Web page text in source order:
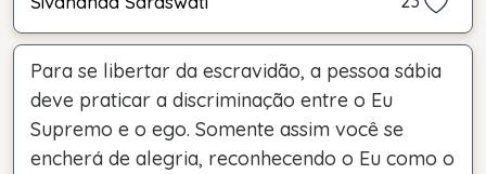
Para se libertar da escravidão, a pessoa sábia
deve praticar a discriminação entre o Eu
Supremo e o ego. Somente assim você se
encherá de alegria, reconhecendo o Eu como o